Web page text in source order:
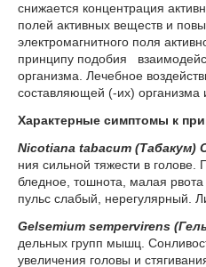
снижается концентрация
полей активных веществ и
электромагнитного поля
принципу подобия
организма. Лечебное
составляющей (-их) организма
Характерные симптомы к
Nicotiana tabacum (Та­ба­кум)
ния силь­ной тя­же­сти в
блед­ное, тош­но­та, ма­лая
пульс сла­бый, не­ре­гу­ляр­ный.
Gelsemium sempervirens
дель­ных групп мышц.
уве­ли­че­ния го­ло­вы и